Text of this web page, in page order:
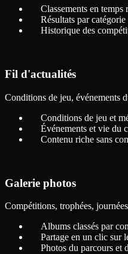
Classements en temps
Résultats par catégorie
Historique des
Fil d'actualités
Conditions de jeu, événements
Conditions de jeu et
Événements et vie du
Contenu riche sans
Galerie photos
Compétitions, trophées,
Albums classés par
Partage en un clic sur
Photos du parcours et